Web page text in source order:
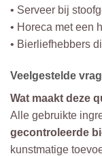
• Serveer bij
• Horeca met een
• Bierliefhebbers
Veelgestelde
Wat maakt deze
Alle gebruikte
gecontroleerde
kunstmatige